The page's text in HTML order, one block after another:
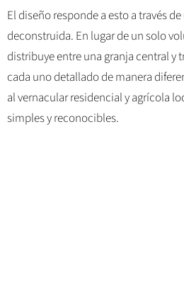
El diseño responde a esto a través
deconstruida. En lugar de un solo
distribuye entre una granja central y
cada uno detallado de manera
al vernacular residencial y agrícola
simples y reconocibles.